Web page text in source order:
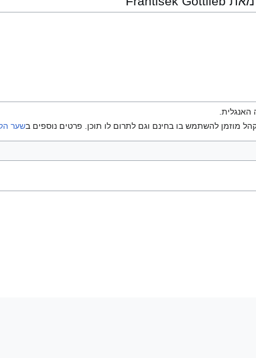
מוזמן להשתמש בו בחינם וגם לתרום לו תוכן. פרטים נוספים בשער